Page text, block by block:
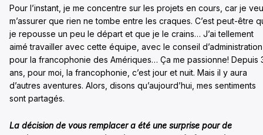
Pour l’instant, je me concentre sur les projets en cours, car je
m’assurer que rien ne tombe entre les craques. C’est peut-être
je repousse un peu le départ et que je le crains… J’ai tellement
aimé travailler avec cette équipe, avec le conseil
pour la francophonie des Amériques… Ça me passionne! Depuis
ans, pour moi, la francophonie, c’est jour et nuit. Mais il y aura
d’autres aventures. Alors, disons qu’aujourd’hui, mes sentiments
sont partagés.
La décision de vous remplacer a été une surprise pour de